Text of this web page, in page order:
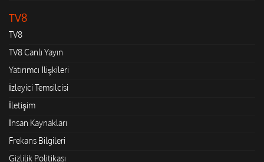
TV8
TV8
TV8 Canlı Yayın
Yatırımcı İlişkileri
İzleyici Temsilcisi
İletişim
İnsan Kaynakları
Frekans Bilgileri
Gizlilik Politikası